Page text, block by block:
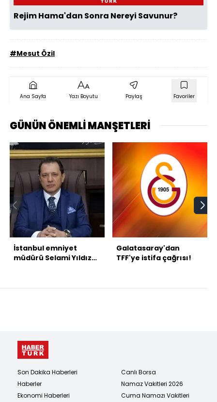
Rejim Hama'dan Sonra Nereyi Savunur?
#Mesut Özil
Ana Sayfa Yazı Boyutu Paylaş Favoriler
GÜNÜN ÖNEMLİ MANŞETLERİ
İstanbul emniyet
müdürü Selami Yıldız
Galatasaray'dan
TFF'ye istifa çağrısı!
Son Dakika Haberleri
Haberler
Ekonomi Haberleri
Canlı Borsa
Namaz Vakitleri 2026
Cuma Namazı Vakitleri